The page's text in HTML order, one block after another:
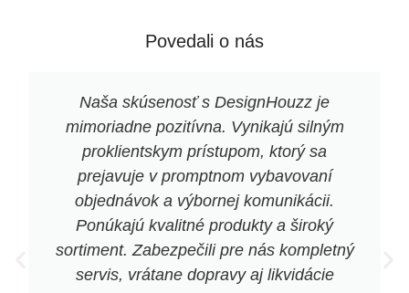
Povedali o nás
Naša skúsenosť s DesignHouzz je
mimoriadne pozitívna. Vynikajú silným
proklientskym prístupom, ktorý sa
prejavuje v promptnom vybavovaní
objednávok a výbornej komunikácii.
Ponúkajú kvalitné produkty a široký
sortiment. Zabezpečili pre nás kompletný
servis, vrátane dopravy aj likvidácie